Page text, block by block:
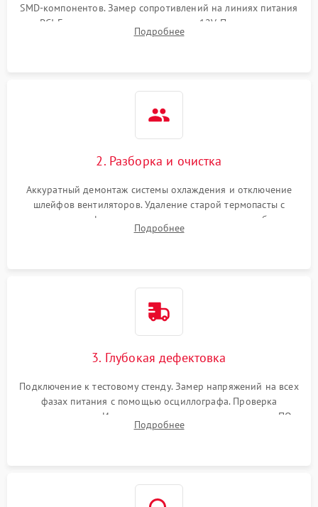
Механические повреждения
SMD-компонентов. Замер сопротивлений на линиях питания
PCI-E и дополнительных разъемах 12V. Проверка на
короткое замыкание основных дросселей питания GPU и
Подробнее
2. Разборка и очистка
Аккуратный демонтаж системы охлаждения и отключение
шлейфов вентиляторов. Удаление старой термопасты с
кристалла графического чипа и термопрокладок с банок
памяти и зоны VRM. Очистка платы от пыли и окислов.
Подробнее
3. Глубокая дефектовка
Подключение к тестовому стенду. Замер напряжений на всех
фазах питания с помощью осциллографа. Проверка
инициализации. Использование специализированного ПО
MATS
Подробнее